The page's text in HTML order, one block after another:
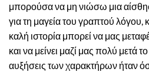
μπορούσα να μη νιώσω μια
για τη μαγεία του γραπτού λόγου,
καλή ιστορία μπορεί να μας
και να μείνει μαζί μας πολύ μετά
αυξήσεις των χαρακτήρων ήταν